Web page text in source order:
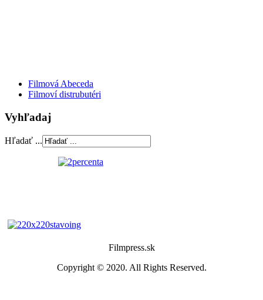
Filmová Abeceda
Filmoví distrubutéri
Vyhľadaj
Hľadať ...
Filmpress.sk
Copyright © 2020. All Rights Reserved.